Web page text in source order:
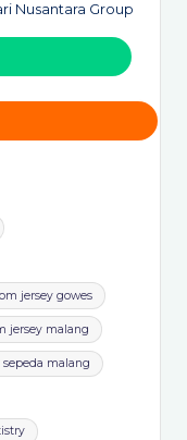
Nusantara Group
jersey gowes
jersey malang
malang